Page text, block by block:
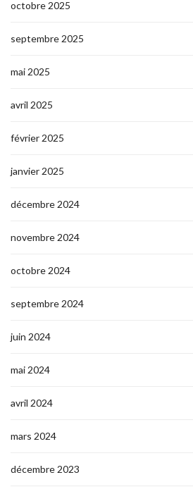
octobre 2025
septembre 2025
mai 2025
avril 2025
février 2025
janvier 2025
décembre 2024
novembre 2024
octobre 2024
septembre 2024
juin 2024
mai 2024
avril 2024
mars 2024
décembre 2023